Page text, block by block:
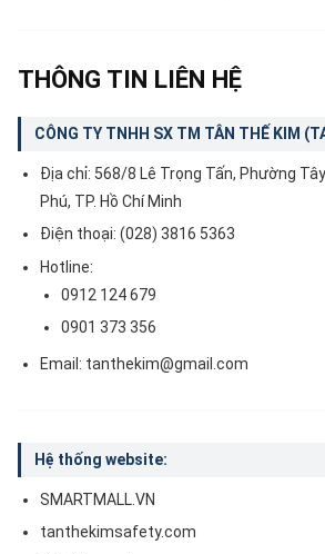
THÔNG TIN LIÊN HỆ
CÔNG TY TNHH SX TM TÂN THẾ KIM
Địa chỉ: 568/8 Lê Trọng Tấn, Phường
Phú, TP. Hồ Chí Minh
Điện thoại: (028) 3816 5363
Hotline:
0912 124 679
0901 373 356
Email: tanthekim@gmail.com
Hệ thống website:
SMARTMALL.VN
tanthekimsafety.com